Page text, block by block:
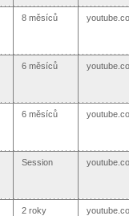
8 měsíců
6 měsíců
6 měsíců
Session
2 roky